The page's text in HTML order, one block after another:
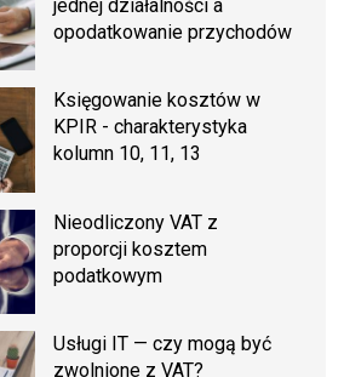
jednej działalności a
opodatkowanie przychodów
Księgowanie kosztów w
KPIR - charakterystyka
kolumn 10, 11, 13
Nieodliczony VAT z
proporcji kosztem
podatkowym
Usługi IT — czy mogą być
zwolnione z VAT?